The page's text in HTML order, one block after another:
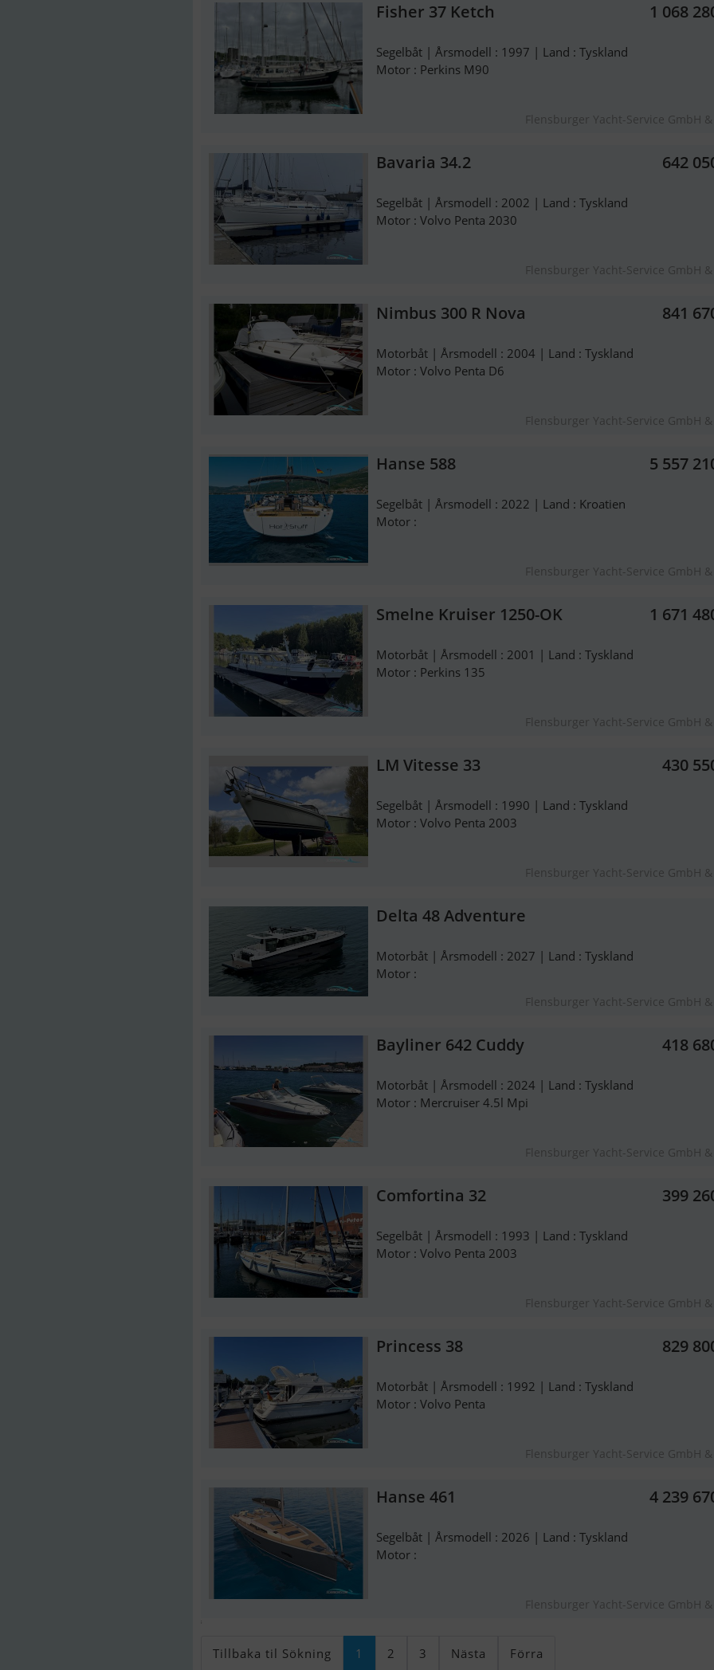
Fisher 37 Ketch 1 068
Segelbåt | Årsmodell : 1997 | Land : Tyskland
Motor : Perkins M90
Flensburger Yacht-Service GmbH &
Bavaria 34.2 642
Segelbåt | Årsmodell : 2002 | Land : Tyskland
Motor : Volvo Penta 2030
Flensburger Yacht-Service GmbH &
Nimbus 300 R Nova 841
Motorbåt | Årsmodell : 2004 | Land : Tyskland
Motor : Volvo Penta D6
Flensburger Yacht-Service GmbH &
Hanse 588 5 557
Segelbåt | Årsmodell : 2022 | Land : Kroatien
Motor :
Flensburger Yacht-Service GmbH &
Smelne Kruiser 1250-OK 1 671
Motorbåt | Årsmodell : 2001 | Land : Tyskland
Motor : Perkins 135
Flensburger Yacht-Service GmbH &
LM Vitesse 33 430
Segelbåt | Årsmodell : 1990 | Land : Tyskland
Motor : Volvo Penta 2003
Flensburger Yacht-Service GmbH &
Delta 48 Adventure
Motorbåt | Årsmodell : 2027 | Land : Tyskland
Motor :
Flensburger Yacht-Service GmbH &
Bayliner 642 Cuddy 418
Motorbåt | Årsmodell : 2024 | Land : Tyskland
Motor : Mercruiser 4.5l Mpi
Flensburger Yacht-Service GmbH &
Comfortina 32 399
Segelbåt | Årsmodell : 1993 | Land : Tyskland
Motor : Volvo Penta 2003
Flensburger Yacht-Service GmbH &
Princess 38 829
Motorbåt | Årsmodell : 1992 | Land : Tyskland
Motor : Volvo Penta
Flensburger Yacht-Service GmbH &
Hanse 461 4 239
Segelbåt | Årsmodell : 2026 | Land : Tyskland
Motor :
Flensburger Yacht-Service GmbH &
Tillbaka til Sökning 1 2 3 Nästa Förra